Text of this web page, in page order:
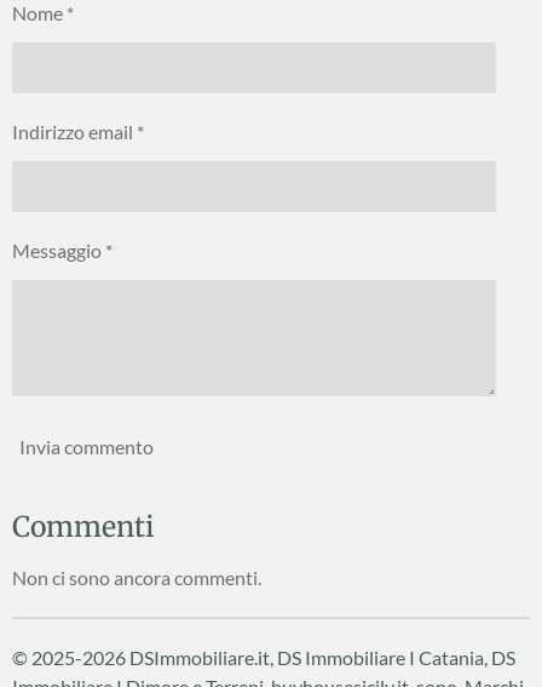
i
Nome *
Indirizzo email *
Messaggio *
Invia commento
Commenti
Non ci sono ancora commenti.
© 2025-2026 DSImmobiliare.it, DS Immobiliare I Catania, DS